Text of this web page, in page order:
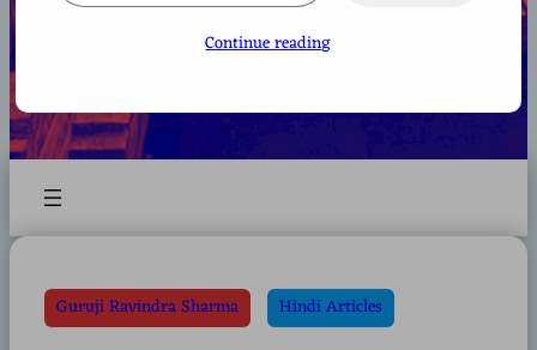
A space to gaze at the world from Bharatiya
Guruji Ravindra Sharma Hindi Articles
Continue reading